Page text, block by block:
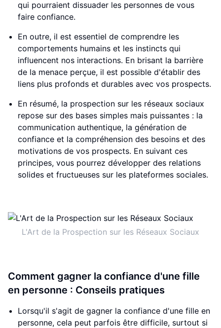
qui pourraient dissuader les personnes de vous
faire confiance.
En outre, il est essentiel de comprendre les
comportements humains et les instincts qui
influencent nos interactions. En brisant la barrière
de la menace perçue, il est possible d'établir des
liens plus profonds et durables avec vos prospects.
En résumé, la prospection sur les réseaux sociaux
repose sur des bases simples mais puissantes : la
communication authentique, la génération de
confiance et la compréhension des besoins et des
motivations de vos prospects. En suivant ces
principes, vous pourrez développer des relations
solides et fructueuses sur les plateformes sociales.
L'Art de la Prospection sur les Réseaux Sociaux
Comment gagner la confiance d'une fille
en personne : Conseils pratiques
Lorsqu'il s'agit de gagner la confiance d'une fille en
personne, cela peut parfois être difficile, surtout si